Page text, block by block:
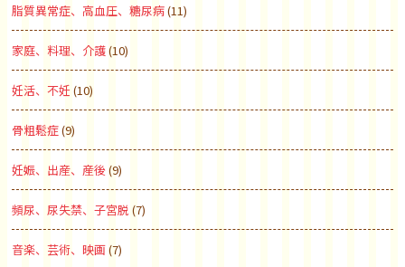
脂質異常症、高血圧、糖尿病(11)
家庭、料理、介護(10)
妊活、不妊(10)
骨粗鬆症(9)
妊娠、出産、産後(9)
頻尿、尿失禁、子宮脱 (7)
音楽、芸術、映画(7)